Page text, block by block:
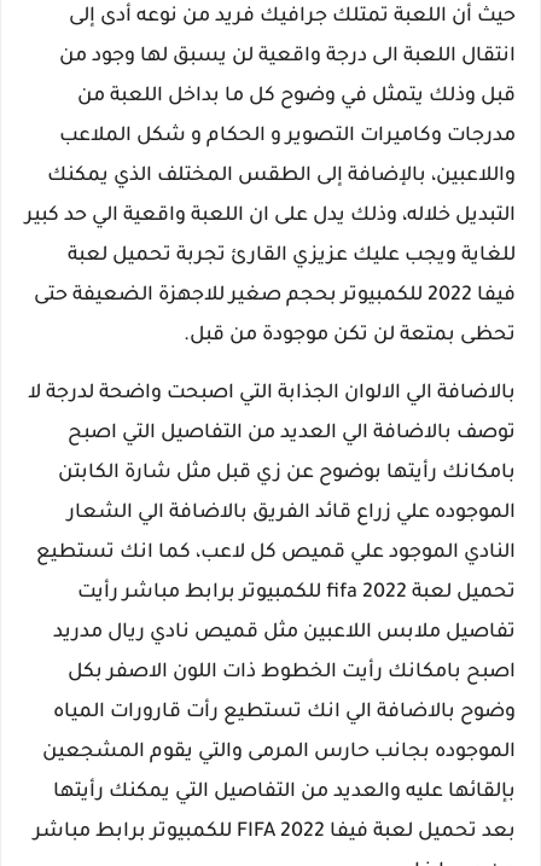
حيث أن اللعبة تمتلك جرافيك فريد من نوعه أدى إلى
انتقال اللعبة الى درجة واقعية لن يسبق لها وجود من
قبل وذلك يتمثل في وضوح كل ما بداخل اللعبة من
مدرجات وكاميرات التصوير و الحكام و شكل الملاعب
واللاعبين، بالإضافة إلى الطقس المختلف الذي يمكنك
التبديل خلاله، وذلك يدل على ان اللعبة واقعية الي حد كبير
للغاية ويجب عليك عزيزي القارئ تجربة تحميل لعبة
فيفا 2022 للكمبيوتر بحجم صغير للاجهزة الضعيفة حتى
تحظى بمتعة لن تكن موجودة من قبل.
بالاضافة الي الالوان الجذابة التي اصبحت واضحة لدرجة لا
توصف بالاضافة الي العديد من التفاصيل التي اصبح
بامكانك رأيتها بوضوح عن زي قبل مثل شارة الكابتن
الموجوده علي زراع قائد الفريق بالاضافة الي الشعار
النادي الموجود علي قميص كل لاعب، كما انك تستطيع
تحميل لعبة fifa 2022 للكمبيوتر برابط مباشر رأيت
تفاصيل ملابس اللاعبين مثل قميص نادي ريال مدريد
اصبح بامكانك رأيت الخطوط ذات اللون الاصفر بكل
وضوح بالاضافة الي انك تستطيع رأت قارورات المياه
الموجوده بجانب حارس المرمى والتي يقوم المشجعين
بإلقائها عليه والعديد من التفاصيل التي يمكنك رأيتها
بعد تحميل لعبة فيفا 2022 FIFA للكمبيوتر برابط مباشر